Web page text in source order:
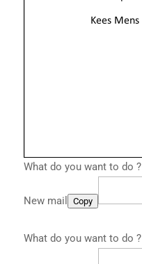
What do you want to do ?
New mail Copy
What do you want to do ?